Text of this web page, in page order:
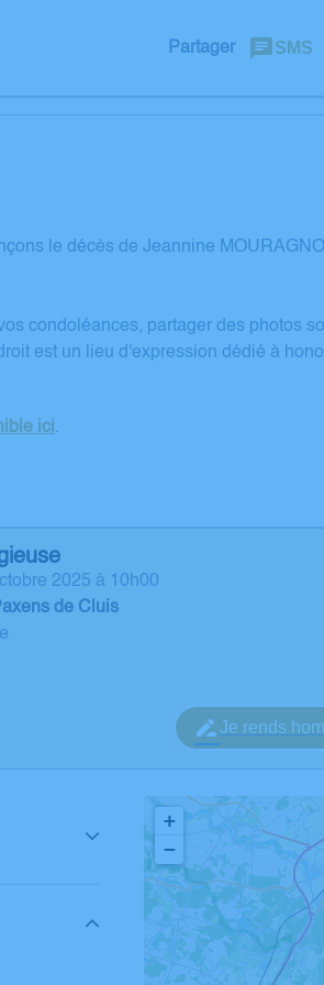
Partager SMS
le décès de Jeannine
condoléances, partager des photos
est un lieu d'expression dédié à
ici .
2025 à 10h00
de Cluis
Je rends
+
−